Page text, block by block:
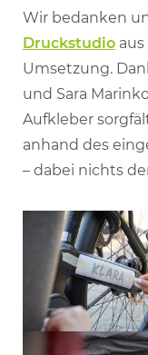
Wir bedanken
Druckstudio
Umsetzung.
und Sara
Aufkleber
anhand des
– dabei nichts